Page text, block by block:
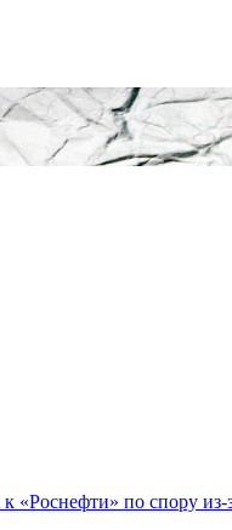
«Роснефти» по спору из-